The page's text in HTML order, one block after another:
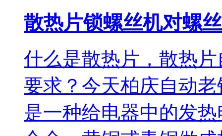
散热片锁螺丝机对螺
什么是散热片，散热
要求？今天柏庆自动
是一种给电器中的发